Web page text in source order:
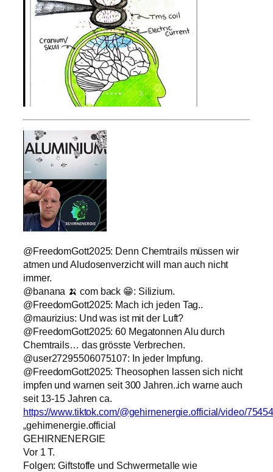
@FreedomGott2025: Denn Chemtrails müssen wir
atmen und Aludosenverzicht will man auch nicht
immer.
@banana 🍌 com back 😁: Silizium.
@FreedomGott2025: Mach ich jeden Tag..
@maurizius: Und was ist mit der Luft?
@FreedomGott2025: 60 Megatonnen Alu durch
Chemtrails… das grösste Verbrechen.
@user27295506075107: In jeder Impfung.
@FreedomGott2025: Theosophen lassen sich nicht
impfen und warnen seit 300 Jahren..ich warne auch
seit 13-15 Jahren ca.
https://www.tiktok.com/@gehirnenergie.official/video/
„gehirnenergie.official
GEHIRNENERGIE
Vor 1 T.
Folgen: Giftstoffe und Schwermetalle wie